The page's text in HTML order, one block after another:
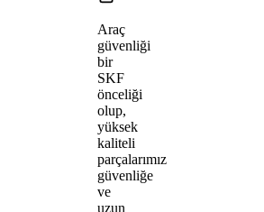
Araç
güvenliği
bir
SKF
önceliği
olup,
yüksek
kaliteli
parçalarımız
güvenliğe
ve
uzun